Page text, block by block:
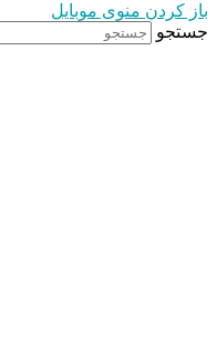
باز کردن منوی موبایل
جستجو